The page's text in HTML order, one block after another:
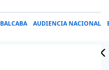
AUDIENCIA NACIONAL